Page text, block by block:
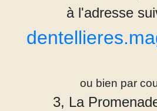
à l'adresse
ou bien par
3, La